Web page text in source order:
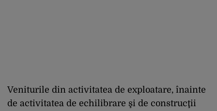
Veniturile din activitatea de exploatare, înainte
de activitatea de echilibrare şi de construcţii